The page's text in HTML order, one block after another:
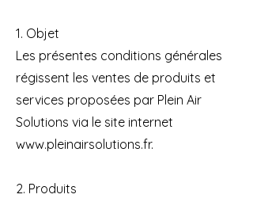
1. Objet
Les présentes conditions générales
régissent les ventes de produits et
services proposées par Plein Air
Solutions via le site internet
www.pleinairsolutions.fr.
2. Produits